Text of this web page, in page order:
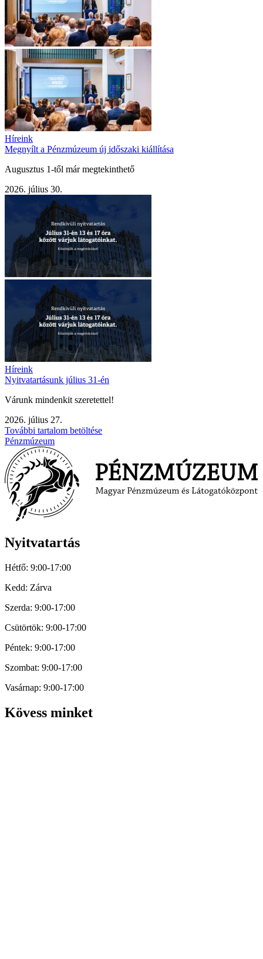
Híreink
Megnyílt a Pénzmúzeum új időszaki kiállítása
Augusztus 1-től már megtekinthető
2026. július 30.
Híreink
Nyitvatartásunk július 31-én
Várunk mindenkit szeretettel!
2026. július 27.
További tartalom betöltése
Pénzmúzeum
Nyitvatartás
Hétfő: 9:00-17:00
Kedd: Zárva
Szerda: 9:00-17:00
Csütörtök: 9:00-17:00
Péntek: 9:00-17:00
Szombat: 9:00-17:00
Vasárnap: 9:00-17:00
Kövess minket